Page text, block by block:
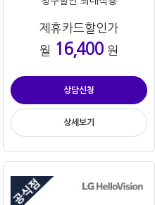
제휴카드할인가
월 16,400원
상담신청
상세보기